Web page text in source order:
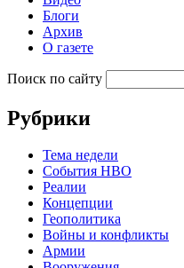
Блоги
Архив
О газете
Поиск по сайту
Рубрики
Тема недели
События НВО
Реалии
Концепции
Геополитика
Войны и конфликты
Армии